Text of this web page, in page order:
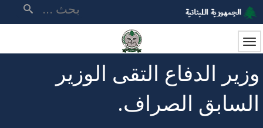
تجاوز
إلى
المحتوى
الرئيسي
وزير الدفاع التقى الوزير
السابق الصراف.